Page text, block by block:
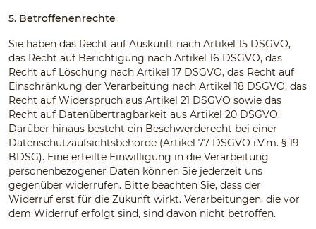
5. Betroffenenrechte
Sie haben das Recht auf Auskunft nach Artikel 15 DSGVO,
das Recht auf Berichtigung nach Artikel 16 DSGVO, das
Recht auf Löschung nach Artikel 17 DSGVO, das Recht auf
Einschränkung der Verarbeitung nach Artikel 18 DSGVO, das
Recht auf Widerspruch aus Artikel 21 DSGVO sowie das
Recht auf Datenübertragbarkeit aus Artikel 20 DSGVO.
Darüber hinaus besteht ein Beschwerderecht bei einer
Datenschutzaufsichtsbehörde (Artikel 77 DSGVO i.V.m. § 19
BDSG). Eine erteilte Einwilligung in die Verarbeitung
personenbezogener Daten können Sie jederzeit uns
gegenüber widerrufen. Bitte beachten Sie, dass der
Widerruf erst für die Zukunft wirkt. Verarbeitungen, die vor
dem Widerruf erfolgt sind, sind davon nicht betroffen.